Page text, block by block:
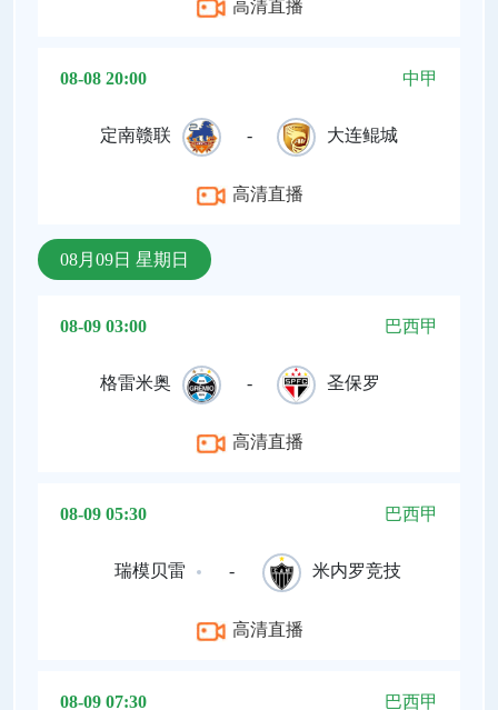
高清直播
08-08 20:00 中甲
定南赣联 - 大连鲲城
高清直播
08月09日 星期日
08-09 03:00 巴西甲
格雷米奥 - 圣保罗
高清直播
08-09 05:30 巴西甲
瑞模贝雷 - 米内罗竞技
高清直播
08-09 07:30 巴西甲